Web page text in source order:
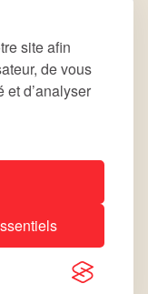
site afin
de vous
d’analyser